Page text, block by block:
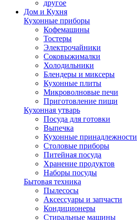
другое
Дом и Кухня
Кухонные приборы
Кофемашины
Тостеры
Электрочайники
Соковыжималки
Холодильники
Блендеры и миксеры
Кухонные плиты
Микроволновые печи
Приготовление пищи
Кухонная утварь
Посуда для готовки
Выпечка
Кухонные принадлежности
Столовые приборы
Питейная посуда
Хранение продуктов
Наборы посуды
Бытовая техника
Пылесосы
Аксессуары и запчасти
Кондиционеры
Стиральные машины